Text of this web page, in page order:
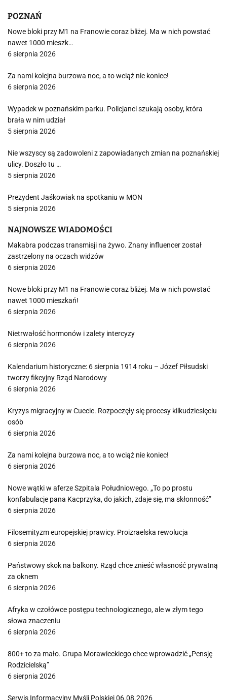
POZNAŃ
Nowe bloki przy M1 na Franowie coraz bliżej. Ma w nich powstać
nawet 1000 mieszk…
6 sierpnia 2026
Za nami kolejna burzowa noc, a to wciąż nie koniec!
6 sierpnia 2026
Wypadek w poznańskim parku. Policjanci szukają osoby, która
brała w nim udział
5 sierpnia 2026
Nie wszyscy są zadowoleni z zapowiadanych zmian na poznańskiej
ulicy. Doszło tu …
5 sierpnia 2026
Prezydent Jaśkowiak na spotkaniu w MON
5 sierpnia 2026
NAJNOWSZE WIADOMOŚCI
Makabra podczas transmisji na żywo. Znany influencer został
zastrzelony na oczach widzów
6 sierpnia 2026
Nowe bloki przy M1 na Franowie coraz bliżej. Ma w nich powstać
nawet 1000 mieszkań!
6 sierpnia 2026
Nietrwałość hormonów i zalety intercyzy
6 sierpnia 2026
Kalendarium historyczne: 6 sierpnia 1914 roku – Józef Piłsudski
tworzy fikcyjny Rząd Narodowy
6 sierpnia 2026
Kryzys migracyjny w Cuecie. Rozpoczęły się procesy kilkudziesięciu
osób
6 sierpnia 2026
Za nami kolejna burzowa noc, a to wciąż nie koniec!
6 sierpnia 2026
Nowe wątki w aferze Szpitala Południowego. „To po prostu
konfabulacje pana Kacprzyka, do jakich, zdaje się, ma skłonność”
6 sierpnia 2026
Filosemityzm europejskiej prawicy. Proizraelska rewolucja
6 sierpnia 2026
Państwowy skok na balkony. Rząd chce znieść własność prywatną
za oknem
6 sierpnia 2026
Afryka w czołówce postępu technologicznego, ale w złym tego
słowa znaczeniu
6 sierpnia 2026
800+ to za mało. Grupa Morawieckiego chce wprowadzić „Pensję
Rodzicielską”
6 sierpnia 2026
Serwis Informacyjny Myśli Polskiej 06.08.2026